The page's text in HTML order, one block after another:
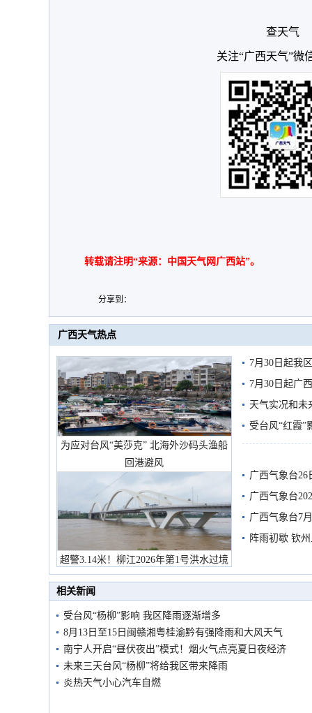
查天气
关注“广西天气”微
转载请注明“来源：中国天气网广西站”。
分享到：
广西天气热点
为应对台风“美莎克” 北海外沙码头渔船
回港避风
超警3.14米！柳江2026年第1号洪水过境
市民在堤岸见证汛况
7月30日起我
7月30日起广
天气实况和未
受台风“红霞”
有较强降雨
广西气象台26
广西气象台
预警
广西气象台7
阵雨初歇 钦
相关新闻
受台风“杨柳”影响 我区降雨逐渐增多
8月13日至15日闽赣湘粤桂渝黔有强降雨和大风天气
南宁人开启“昼伏夜出”模式！烟火气点亮夏日夜经济
未来三天台风“杨柳”将给我区带来降雨
炎热天气小心汽车自燃